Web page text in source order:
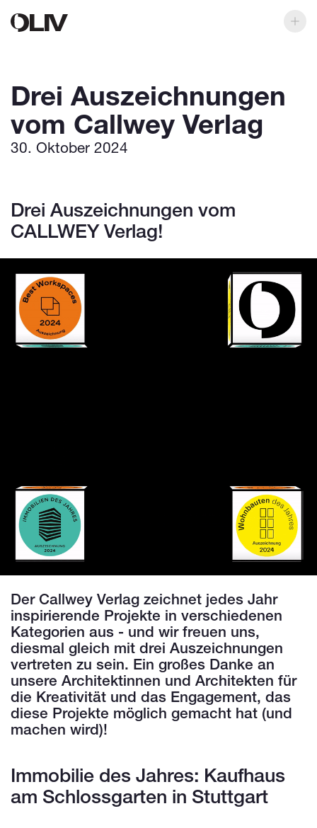
Drei Auszeichnungen
vom Callwey Verlag
30. Oktober 2024
Drei Auszeichnungen vom
CALLWEY Verlag!
Der Callwey Verlag zeichnet jedes Jahr
inspirierende Projekte in verschiedenen
Kategorien aus - und wir freuen uns,
diesmal gleich mit drei Auszeichnungen
vertreten zu sein. Ein großes Danke an
unsere Architektinnen und Architekten für
die Kreativität und das Engagement, das
diese Projekte möglich gemacht hat (und
machen wird)!
Immobilie des Jahres: Kaufhaus
am Schlossgarten in Stuttgart